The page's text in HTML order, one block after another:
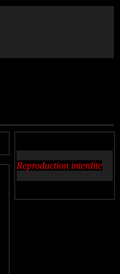
Reproduction interdite